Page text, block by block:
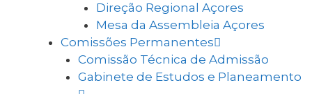
Direção Regional Açores
Mesa da Assembleia Açores
Comissões Permanentes
Comissão Técnica de Admissão
Gabinete de Estudos e Planeamento